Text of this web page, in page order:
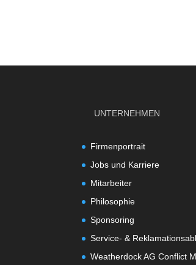
UNTERNEHMEN
Firmenportrait
Jobs und Karriere
Mitarbeiter
Philosophie
Sponsoring
Service- &
Weatherdock AG Conflict